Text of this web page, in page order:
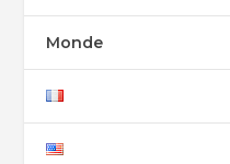
Monde